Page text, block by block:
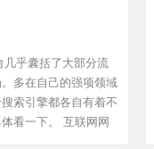
几乎囊括了大部分流
多在自己的强项领域
索引擎都各自有着不
看一下。 互联网网